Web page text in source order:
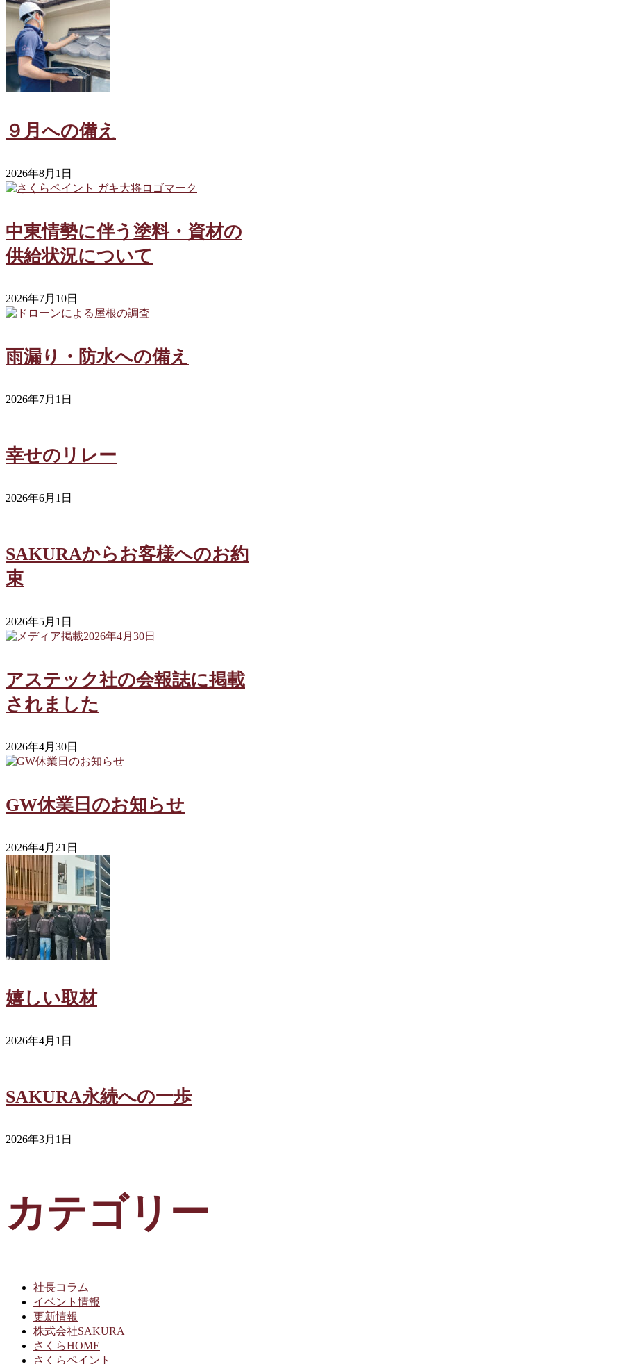
９月への備え
2026年8月1日
中東情勢に伴う塗料・資材の
供給状況について
2026年7月10日
雨漏り・防水への備え
2026年7月1日
幸せのリレー
2026年6月1日
SAKURAからお客様へのお約
束
2026年5月1日
アステック社の会報誌に掲載
されました
2026年4月30日
GW休業日のお知らせ
2026年4月21日
嬉しい取材
2026年4月1日
SAKURA永続への一歩
2026年3月1日
カテゴリー
社長コラム
イベント情報
更新情報
株式会社SAKURA
さくらHOME
さくらペイント